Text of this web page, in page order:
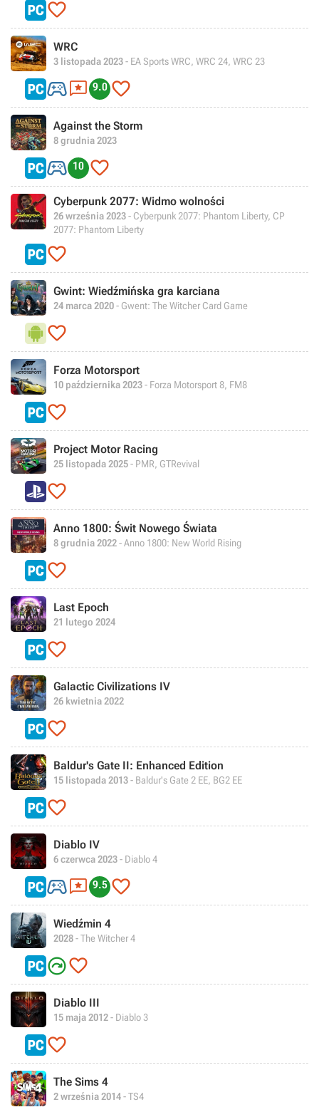

WRC
3 listopada 2023- EA Sports WRC, WRC 24, WRC 23
 9.0 
Against the Storm
8 grudnia 2023
 10 
Cyberpunk 2077: Widmo wolności
26 września 2023- Cyberpunk 2077: Phantom Liberty, CP
2077: Phantom Liberty

Gwint: Wiedźmińska gra karciana
24 marca 2020- Gwent: The Witcher Card Game

Forza Motorsport
10 października 2023- Forza Motorsport 8, FM8

Project Motor Racing
25 listopada 2025- PMR, GTRevival

Anno 1800: Świt Nowego Świata
8 grudnia 2022- Anno 1800: New World Rising

Last Epoch
21 lutego 2024

Galactic Civilizations IV
26 kwietnia 2022

Baldur's Gate II: Enhanced Edition
15 listopada 2013- Baldur's Gate 2 EE, BG2 EE

Diablo IV
6 czerwca 2023- Diablo 4
 9.5 
Wiedźmin 4
2028- The Witcher 4

Diablo III
15 maja 2012- Diablo 3

The Sims 4
2 września 2014- TS4